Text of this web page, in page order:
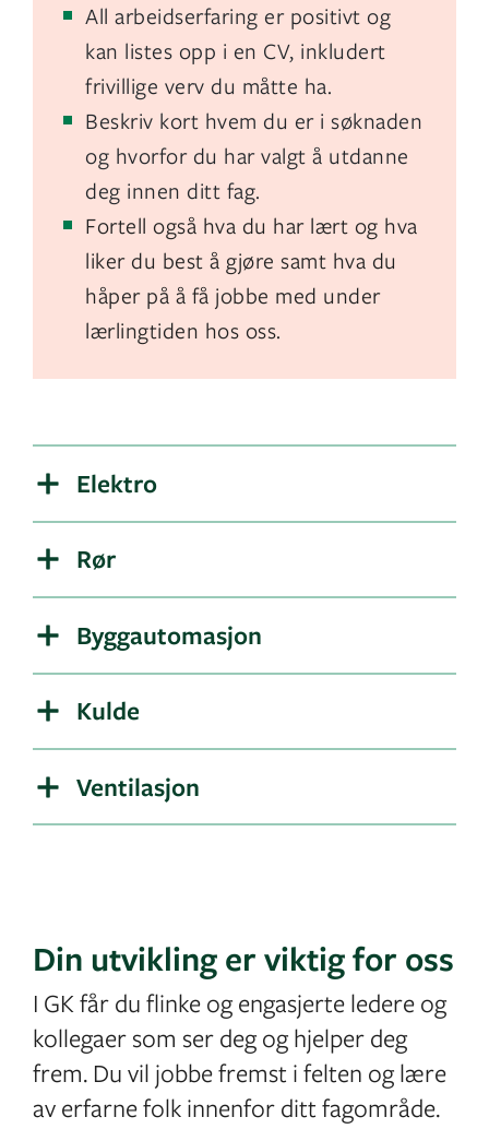
All arbeidserfaring er positivt og
kan listes opp i en CV, inkludert
frivillige verv du måtte ha.
Beskriv kort hvem du er i søknaden
og hvorfor du har valgt å utdanne
deg innen ditt fag.
Fortell også hva du har lært og hva
liker du best å gjøre samt hva du
håper på å få jobbe med under
lærlingtiden hos oss.
Elektro
Rør
Byggautomasjon
Kulde
Ventilasjon
Din utvikling er viktig for oss
I GK får du flinke og engasjerte ledere og
kollegaer som ser deg og hjelper deg
frem. Du vil jobbe fremst i felten og lære
av erfarne folk innenfor ditt fagområde.